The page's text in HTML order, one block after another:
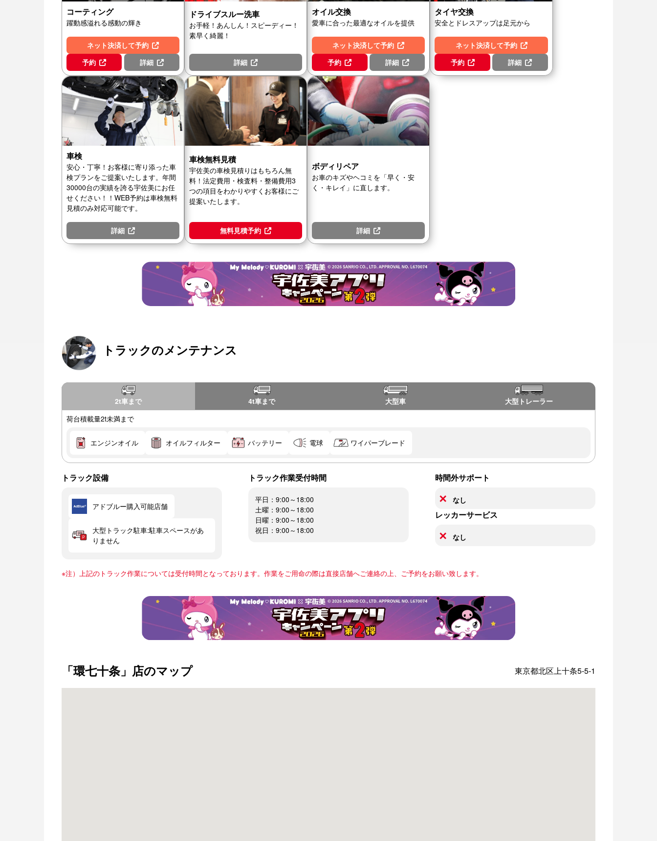
コーティング
躍動感溢れる感動の輝き
ネット決済して予約
予約
詳細
ドライブスルー洗車
お手軽！あんしん！スピーディー！
素早く綺麗！
詳細
オイル交換
愛車に合った最適なオイルを提供
ネット決済して予約
予約
詳細
タイヤ交換
安全とドレスアップは足元から
ネット決済して予約
予約
詳細
車検
安心・丁寧！お客様に寄り添った車
検プランをご提案いたします。年間
30000台の実績を誇る宇佐美にお任
せください！！WEB予約は車検無料
見積のみ対応可能です。
詳細
車検無料見積
宇佐美の車検見積りはもちろん無
料！法定費用・検査料・整備費用3
つの項目をわかりやすくお客様にご
提案いたします。
無料見積予約
ボディリペア
お車のキズやヘコミを「早く・安
く・キレイ」に直します。
詳細
トラックのメンテナンス
2t車まで 4t車まで 大型車 大型 トレーラー
荷台積載量2t未満まで
エンジンオイル オイルフィルター バッテリー 電球 ワイパーブレード
トラック設備
アドブルー購入可能店舗
大型トラック駐車:駐車スペースがあ
りません
トラック作業受付時間
平日：9:00～18:00
土曜：9:00～18:00
日曜：9:00～18:00
祝日：9:00～18:00
時間外サポート
✕ なし
レッカーサービス
✕ なし
※注）上記のトラック作業については受付時間となっております。作業をご用命の際は直接店舗へご連絡の上、ご予約をお願い致します。
「環七十条」店のマップ 東京都北区上十条5-5-1